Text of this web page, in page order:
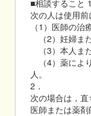
■相談すること 1
次の人は使用
（1）医師の治
（2）妊婦ま
（3）本人ま
（4）薬によ
人。
2．
次の場合は，
医師または薬